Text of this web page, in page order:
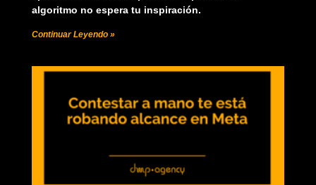
algoritmo no espera tu inspiración.
Continuar Leyendo »